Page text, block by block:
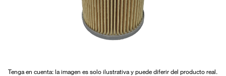
Tenga en cuenta: la imagen es solo ilustrativa y puede diferir del producto real.